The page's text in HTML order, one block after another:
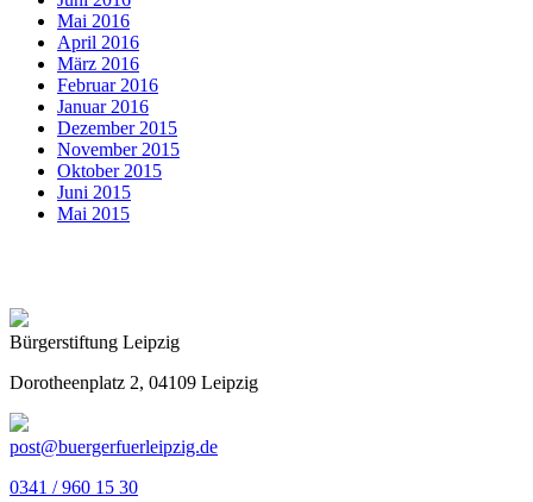
Mai 2016
April 2016
März 2016
Februar 2016
Januar 2016
Dezember 2015
November 2015
Oktober 2015
Juni 2015
Mai 2015
Bürgerstiftung Leipzig
Dorotheenplatz 2, 04109 Leipzig
post@buergerfuerleipzig.de
0341 / 960 15 30